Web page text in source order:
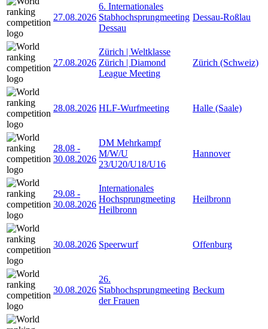
27.08.2026
6. Internationales
Stabhochsprungmeeting
Dessau
Dessau-Roßlau
27.08.2026
Zürich | Weltklasse
Zürich | Diamond
League Meeting
Zürich (Schweiz)
28.08.2026 HLF-Wurfmeeting Halle (Saale)
28.08 -
30.08.2026
DM Mehrkampf
M/W/U
23/U20/U18/U16
Hannover
29.08 -
30.08.2026
Internationales
Hochsprungmeeting
Heilbronn
Heilbronn
30.08.2026 Speerwurf Offenburg
30.08.2026
26.
Stabhochsprungmeeting
der Frauen
Beckum